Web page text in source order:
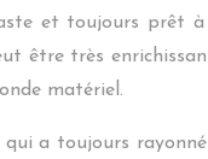
et toujours prêt
être très
matériel.
a toujours